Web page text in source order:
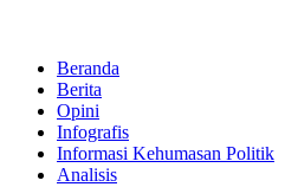
Beranda
Berita
Opini
Infografis
Informasi Kehumasan Politik
Analisis